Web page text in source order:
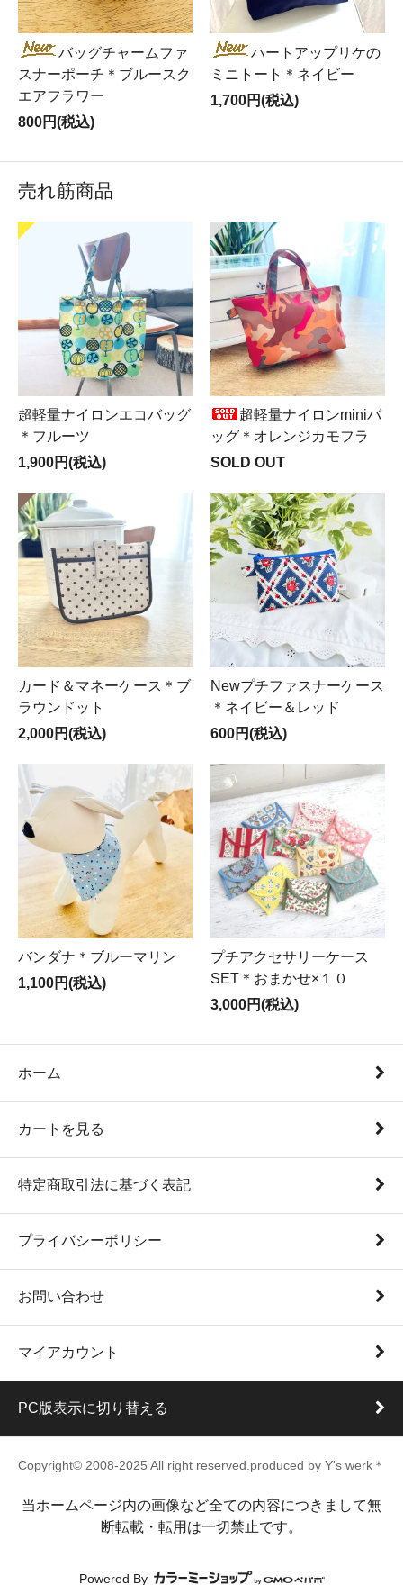
バッグチャームファ
スナーポーチ＊ブルースク
エアフラワー
800円(税込)
ハートアップリケの
ミニトート＊ネイビー
1,700円(税込)
売れ筋商品
超軽量ナイロンエコバッグ
＊フルーツ
1,900円(税込)
超軽量ナイロンminiバ
ッグ＊オレンジカモフラ
SOLD OUT
カード＆マネーケース＊ブ
ラウンドット
2,000円(税込)
Newプチファスナーケース
＊ネイビー＆レッド
600円(税込)
バンダナ＊ブルーマリン
1,100円(税込)
プチアクセサリーケース
SET＊おまかせ×１０
3,000円(税込)
ホーム
カートを見る
特定商取引法に基づく表記
プライバシーポリシー
お問い合わせ
マイアカウント
PC版表示に切り替える
Copyright© 2008-2025 All right reserved.produced by Y's werk＊
当ホームページ内の画像など全ての内容につきまして無
断転載・転用は一切禁止です。
Powered By